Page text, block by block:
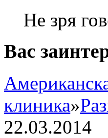
Не зря
Вас
клиника»
22.03.2014